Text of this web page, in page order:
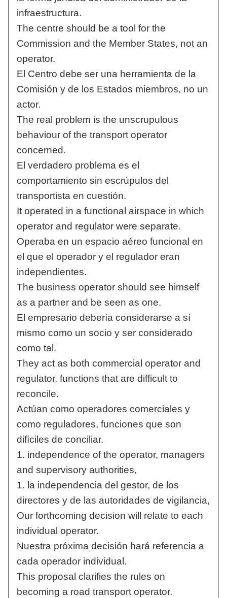
infraestructura.
The centre should be a tool for the
Commission and the Member States, not an
operator.
El Centro debe ser una herramienta de la
Comisión y de los Estados miembros, no un
actor.
The real problem is the unscrupulous
behaviour of the transport operator
concerned.
El verdadero problema es el
comportamiento sin escrúpulos del
transportista en cuestión.
It operated in a functional airspace in which
operator and regulator were separate.
Operaba en un espacio aéreo funcional en
el que el operador y el regulador eran
independientes.
The business operator should see himself
as a partner and be seen as one.
El empresario debería considerarse a sí
mismo como un socio y ser considerado
como tal.
They act as both commercial operator and
regulator, functions that are difficult to
reconcile.
Actúan como operadores comerciales y
como reguladores, funciones que son
difíciles de conciliar.
1. independence of the operator, managers
and supervisory authorities,
1. la independencia del gestor, de los
directores y de las autoridades de vigilancia,
Our forthcoming decision will relate to each
individual operator.
Nuestra próxima decisión hará referencia a
cada operador individual.
This proposal clarifies the rules on
becoming a road transport operator.